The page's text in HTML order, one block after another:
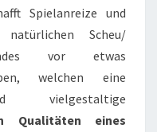
Spielanreize und
Scheu/
vor etwas
welchen eine
vielgestaltige
Qualitäten eines